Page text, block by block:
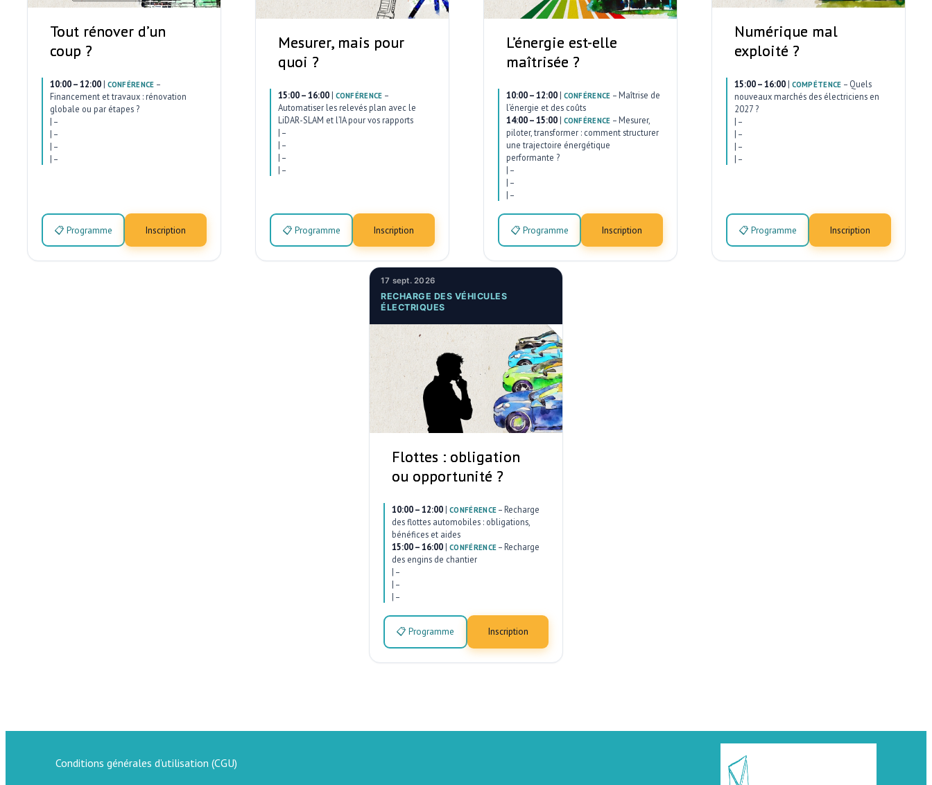
Tout rénover d’un
coup ?
10:00 – 12:00| CONFÉRENCE –
Financement et travaux : rénovation
globale ou par étapes ?
| –
| –
| –
| –
📋 Programme Inscription
Mesurer, mais pour
quoi ?
15:00 – 16:00| CONFÉRENCE –
Automatiser les relevés plan avec le
LiDAR-SLAM et l’IA pour vos rapports
| –
| –
| –
| –
📋 Programme Inscription
L’énergie est-elle
maîtrisée ?
10:00 – 12:00| CONFÉRENCE – Maîtrise de
l’énergie et des coûts
14:00 – 15:00| CONFÉRENCE – Mesurer,
piloter, transformer : comment structurer
une trajectoire énergétique
performante ?
| –
| –
| –
📋 Programme Inscription
Numérique mal
exploité ?
15:00 – 16:00| COMPÉTENCE – Quels
nouveaux marchés des électriciens en
2027 ?
| –
| –
| –
| –
📋 Programme Inscription
17 sept. 2026
RECHARGE DES VÉHICULES
ÉLECTRIQUES
Flottes : obligation
ou opportunité ?
10:00 – 12:00 | CONFÉRENCE – Recharge
des flottes automobiles : obligations,
bénéfices et aides
15:00 – 16:00 | CONFÉRENCE – Recharge
des engins de chantier
| –
| –
| –
📋 Programme Inscription
Conditions générales d’utilisation (CGU)